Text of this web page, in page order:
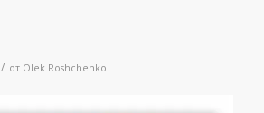
/ от Olek Roshchenko